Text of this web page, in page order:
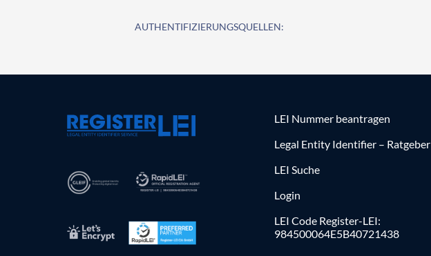
AUTHENTIFIZIERUNGSQUELLEN:
LEI Nummer beantragen
Legal Entity Identifier – Ratgeber
LEI Suche
Login
LEI Code Register-LEI:
984500064E5B40721438